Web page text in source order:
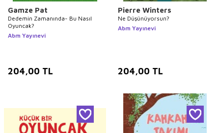
Gamze Pat
Dedemin Zamanında- Bu Nasıl
Oyuncak?
Abm Yayınevi
204,00 TL
Pierre Winters
Ne Düşünüyorsun?
Abm Yayınevi
204,00 TL